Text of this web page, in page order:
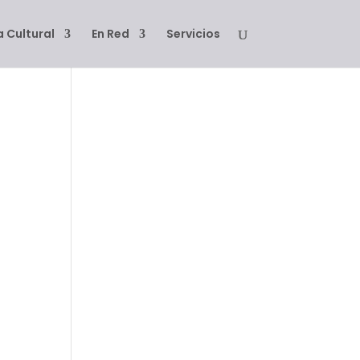
Cultural En Red Servicios